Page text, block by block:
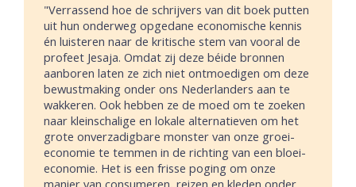
"Verrassend hoe de schrijvers van dit boek putten
uit hun onderweg opgedane economische kennis
én luisteren naar de kritische stem van vooral de
profeet Jesaja. Omdat zij deze béide bronnen
aanboren laten ze zich niet ontmoedigen om deze
bewustmaking onder ons Nederlanders aan te
wakkeren. Ook hebben ze de moed om te zoeken
naar kleinschalige en lokale alternatieven om het
grote onverzadigbare monster van onze groei-
economie te temmen in de richting van een bloei-
economie. Het is een frisse poging om onze
manier van consumeren, reizen en kleden onder